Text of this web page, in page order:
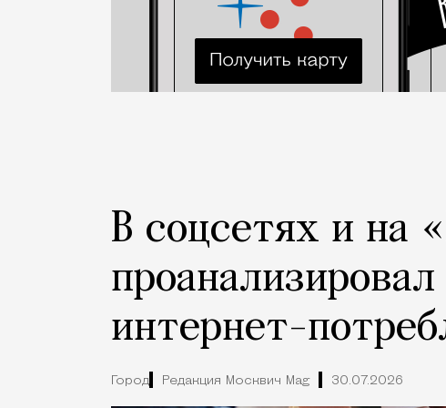
В соцсетях и на
интернет-
Город Редакция Москвич Mag 30.07.2026